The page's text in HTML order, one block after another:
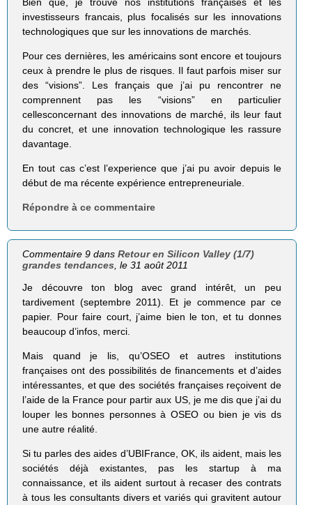
investisseurs francais, plus focalisés sur les innovations
technologiques que sur les innovations de marchés.
Pour ces dernières, les américains sont encore et toujours
ceux à prendre le plus de risques. Il faut parfois miser sur
des “visions”. Les français que j’ai pu rencontrer ne
comprennent pas les “visions” en particulier
cellesconcernant des innovations de marché, ils leur faut
du concret, et une innovation technologique les rassure
davantage.
En tout cas c’est l’experience que j’ai pu avoir depuis le
début de ma récente expérience entrepreneuriale.
Répondre à ce commentaire
Commentaire 9 dansRetour en Silicon Valley (1/7)
grandes tendances , le 31 août 2011
Je découvre ton blog avec grand intérêt, un peu
tardivement (septembre 2011). Et je commence par ce
papier. Pour faire court, j’aime bien le ton, et tu donnes
beaucoup d’infos, merci.
Mais quand je lis, qu’OSEO et autres institutions
françaises ont des possibilités de financements et d’aides
intéressantes, et que des sociétés françaises reçoivent de
l’aide de la France pour partir aux US, je me dis que j’ai du
louper les bonnes personnes à OSEO ou bien je vis ds
une autre réalité.
Si tu parles des aides d’UBIFrance, OK, ils aident, mais les
sociétés déjà existantes, pas les startup à ma
connaissance, et ils aident surtout à recaser des contrats
à tous les consultants divers et variés qui gravitent autour